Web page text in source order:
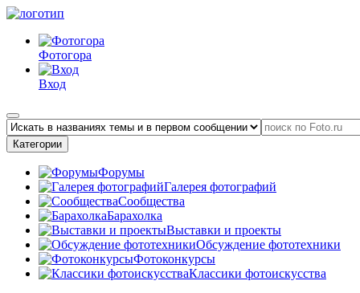
Фотогора
Вход
Категории
Форумы
Галерея фотографий
Сообщества
Барахолка
Выставки и проекты
Обсуждение фототехники
Фотоконкурсы
Классики фотоискусства